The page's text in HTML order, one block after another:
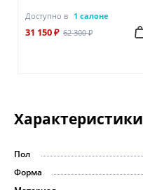
Доступно в 1 салоне
31 150 ₽ 62 300 ₽
Характеристики
Пол
Форма